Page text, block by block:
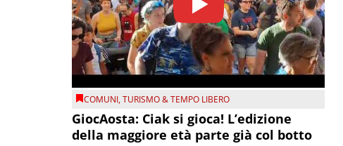
COMUNI,TURISMO & TEMPO LIBERO
GiocAosta: Ciak si gioca! L’edizione
della maggiore età parte già col botto